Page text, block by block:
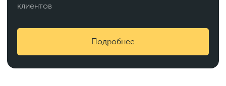
клиентов
Подробнее